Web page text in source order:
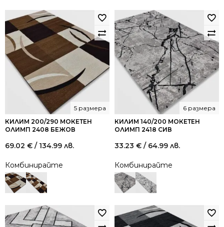
КИЛИМ 200/290 МОКЕТЕН
ОЛИМП 2408 БЕЖОВ
5 размера
69.02 € / 134.99 лв.
Комбинирайте
КИЛИМ 140/200 МОКЕТЕН
ОЛИМП 2418 СИВ
6 размера
33.23 € / 64.99 лв.
Комбинирайте